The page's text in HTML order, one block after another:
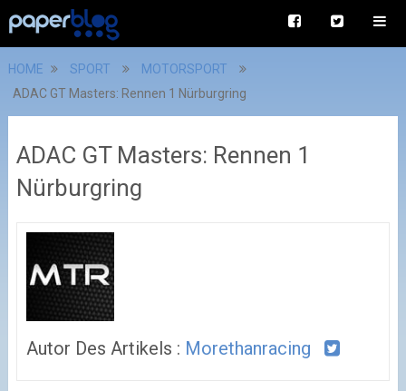
HOME SPORT
MOTORSPORT
ADAC GT Masters: Rennen 1 Nürburgring
ADAC GT Masters: Rennen 1
Nürburgring
Autor Des Artikels : Morethanracing